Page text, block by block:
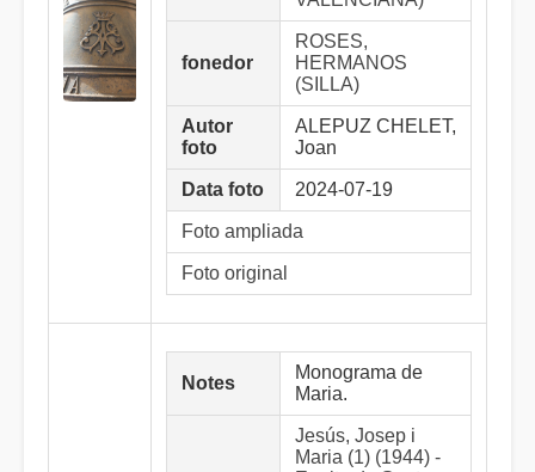
fonedor
ROSES,
HERMANOS
(SILLA)
Autor
foto
ALEPUZ CHELET,
Joan
Data foto 2024-07-19
Foto ampliada
Foto original
Notes
Monograma de
Maria.
Jesús, Josep i
Maria (1) (1944) -